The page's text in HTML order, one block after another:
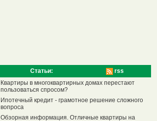
Статьи:
rss
Квартиры в многоквартирных домах перестают
пользоваться спросом?
Ипотечный кредит - грамотное решение сложного
вопроса
Обзорная информация. Отличные квартиры на